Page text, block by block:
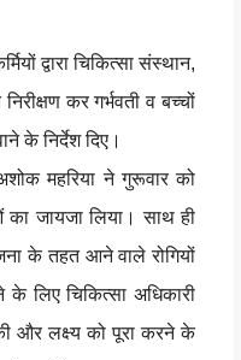
द्वारा चिकित्सा संस्थान,
कर गर्भवती व बच्चों
के निर्देश दिए।
महरिया ने गुरूवार को
का जायजा लिया। साथ ही
के तहत आने वाले रोगियों
लिए चिकित्सा अधिकारी
की और लक्ष्य को पूरा करने के